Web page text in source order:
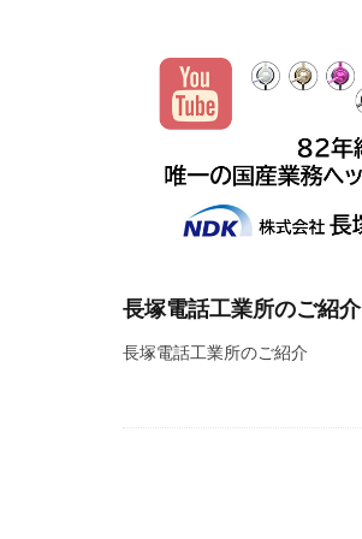
長塚電話工業所のご紹介
長塚電話工業所のご紹介